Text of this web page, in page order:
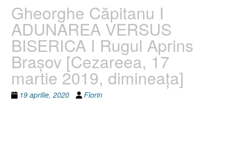
Gheorghe Căpitanu I
ADUNAREA VERSUS
BISERICA I Rugul Aprins
Braşov [Cezareea, 17
martie 2019, dimineaţa]
19 aprilie, 2020 Florin